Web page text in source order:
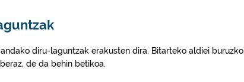
diru-laguntzak erakusten dira. Bitarteko aldiei buruzko
de da behin betikoa.